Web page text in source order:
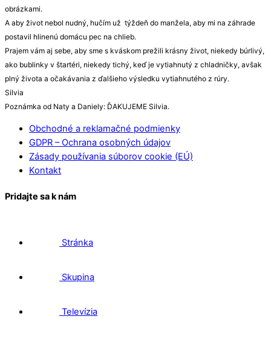
obrázkami.
A aby život nebol nudný, hučím už týždeň do manžela, aby mi na záhrade
postavil hlinenú domácu pec na chlieb.
Prajem vám aj sebe, aby sme s kváskom prežili krásny život, niekedy búrlivý,
ako bublinky v štartéri, niekedy tichý, keď je vytiahnutý z chladničky, avšak
plný života a očakávania z ďalšieho výsledku vytiahnutého z rúry.
Silvia
Poznámka od Naty a Daniely: ĎAKUJEME Silvia.
Obchodné a reklamačné podmienky
GDPR – Ochrana osobných údajov
Zásady používania súborov cookie (EÚ)
Kontakt
Pridajte sa k nám
Stránka
Skupina
Televízia